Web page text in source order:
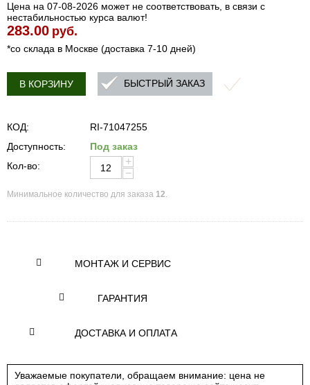
Цена на 07-08-2026 может не соответствовать, в связи с
нестабильностью курса валют!
283.00 руб.
*со склада в Москве (доставка 7-10 дней)
В КОРЗИНУ БЫСТРЫЙ ЗАКАЗ
КОД:
RI-71047255
Доступность:
Под заказ
Кол-во:
+
−
Минимальное количество для заказа 12.
МОНТАЖ И СЕРВИС
ГАРАНТИЯ
ДОСТАВКА И ОПЛАТА
Уважаемые покупатели, обращаем внимание: цена не